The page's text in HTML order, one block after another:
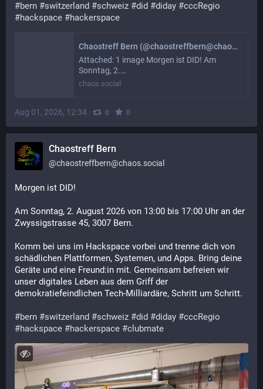
#bern #switzerland #schweiz #did #diday #cccRegio
#hackspace #hackerspace
Chaostreff Bern (@chaostreffbern@chaos.social)
Attached: 1 image Morgen ist DID! Am
Sonntag, 2.…
chaos.social
Aug 01, 2026, 12:34 · 0 · 0
Chaostreff Bern
@chaostreffbern@chaos.social
Morgen ist DID!
Am Sonntag, 2. August 2026 von 13:00 bis 17:00 Uhr an der
Zwyssigstrasse 45, 3007 Bern.
Komm bei uns im Hackspace vorbei und trenne dich von
schädlichen Plattformen, Systemen, und Apps. Bring deine
Geräte und eine Freund:in mit. Gemeinsam befreien wir
unser digitales Leben aus dem Griff der
demokratiefeindlichen Tech-Milliardäre, Schritt um Schritt.
#bern #switzerland #schweiz #did #diday #cccRegio
#hackspace #hackerspace #clubmate